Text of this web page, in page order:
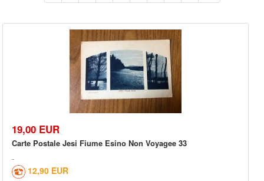
19,00 EUR
Carte Postale Jesi Fiume Esino Non Voyagee 33
12,90 EUR